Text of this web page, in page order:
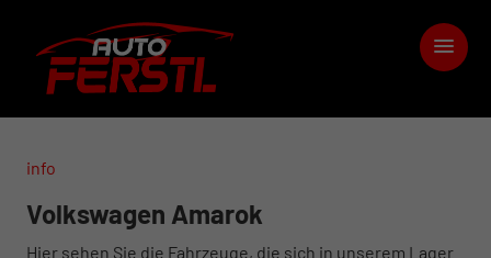
info
Volkswagen Amarok
Hier sehen Sie die Fahrzeuge, die sich in unserem Lager